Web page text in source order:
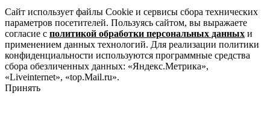
Сайт использует файлы Cookie и сервисы сбора технических
параметров посетителей. Пользуясь сайтом, вы выражаете
согласие с политикой обработки персональных данных и
применением данных технологий. Для реализации политики
конфиденциальности используются программные средства
сбора обезличенных данных: «Яндекс.Метрика»,
«Liveinternet», «top.Mail.ru».
Принять